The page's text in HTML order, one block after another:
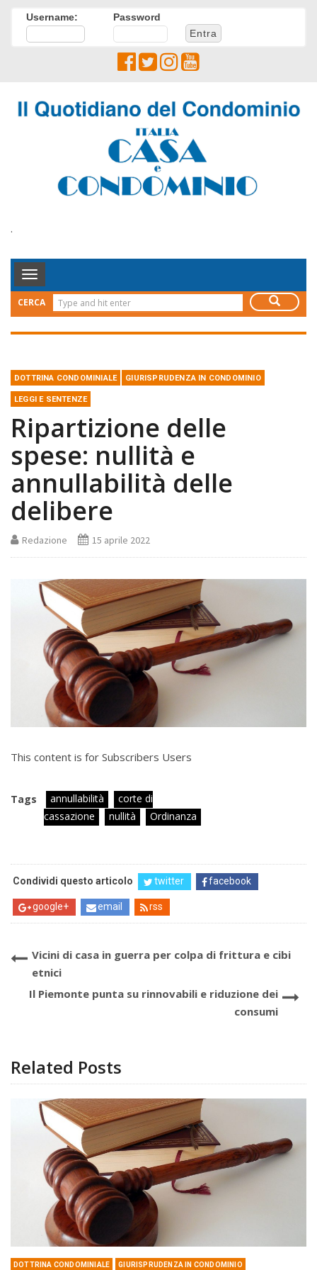
Username: Password
.
Toggle
Navigation
CERCA
DOTTRINA CONDOMINIALE GIURISPRUDENZA IN CONDOMINIO
LEGGI E SENTENZE
Ripartizione delle
spese: nullità e
annullabilità delle
delibere
Redazione 15 aprile 2022
This content is for Subscribers Users
Tags annullabilità
corte di
cassazione
nullità Ordinanza
Condividi questo articolo twitter facebook
google+ email rss
Vicini di casa in guerra per colpa di frittura e cibi
etnici
Il Piemonte punta su rinnovabili e riduzione dei
consumi
Related Posts
DOTTRINA CONDOMINIALE GIURISPRUDENZA IN CONDOMINIO